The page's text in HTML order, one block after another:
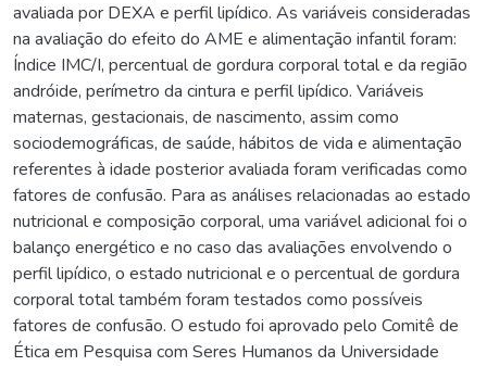
avaliada por DEXA e perfil lipídico. As variáveis consideradas
na avaliação do efeito do AME e alimentação infantil foram:
Índice IMC/I, percentual de gordura corporal total e da região
andróide, perímetro da cintura e perfil lipídico. Variáveis
maternas, gestacionais, de nascimento, assim como
sociodemográficas, de saúde, hábitos de vida e alimentação
referentes à idade posterior avaliada foram verificadas como
fatores de confusão. Para as análises relacionadas ao estado
nutricional e composição corporal, uma variável adicional foi o
balanço energético e no caso das avaliações envolvendo o
perfil lipídico, o estado nutricional e o percentual de gordura
corporal total também foram testados como possíveis
fatores de confusão. O estudo foi aprovado pelo Comitê de
Ética em Pesquisa com Seres Humanos da Universidade